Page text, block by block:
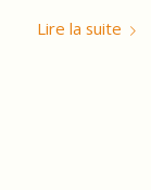
Lire la suite